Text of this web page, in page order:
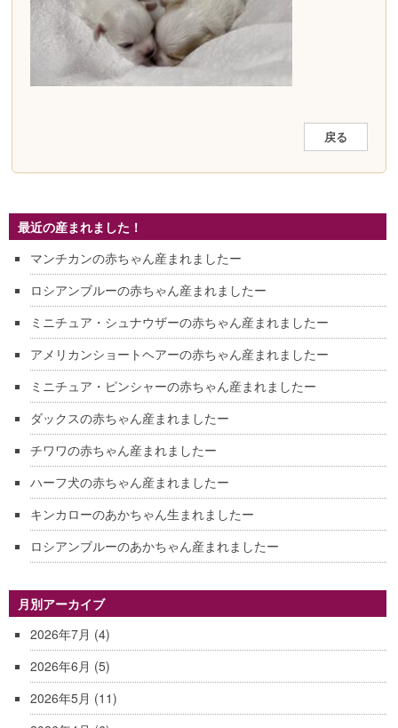
戻る
最近の産まれました！
マンチカンの赤ちゃん産まれましたー
ロシアンブルーの赤ちゃん産まれましたー
ミニチュア・シュナウザーの赤ちゃん産まれましたー
アメリカンショートヘアーの赤ちゃん産まれましたー
ミニチュア・ピンシャーの赤ちゃん産まれましたー
ダックスの赤ちゃん産まれましたー
チワワの赤ちゃん産まれましたー
ハーフ犬の赤ちゃん産まれましたー
キンカローのあかちゃん生まれましたー
ロシアンブルーのあかちゃん産まれましたー
月別アーカイブ
2026年7月 (4)
2026年6月 (5)
2026年5月 (11)